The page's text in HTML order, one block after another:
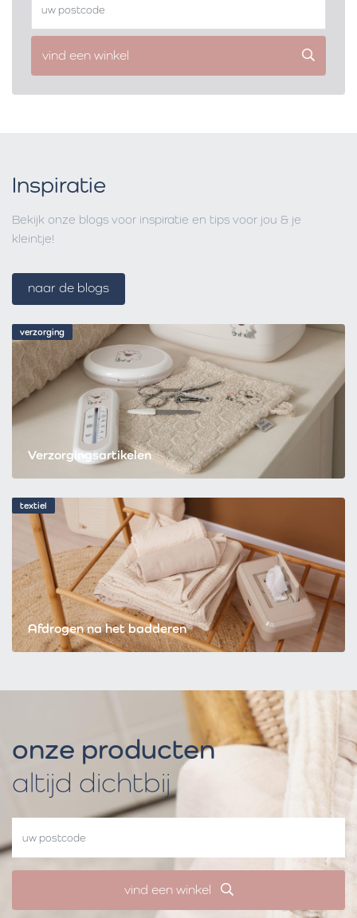
vind een winkel
verzorging
Verzorgingsartikelen
textiel
Afdrogen na het badderen
Inspiratie
Bekijk onze blogs voor inspiratie en tips voor jou & je
kleintje!
naar de blogs
onze producten
altijd dichtbij
vind een winkel